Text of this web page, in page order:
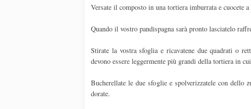
Versate il composto in una tortiera imburrata e cuocete
Quando il vostro pandispagna sarà pronto lasciatelo
Stirate la vostra sfoglia e ricavatene due quadrati o
devono essere leggermente più grandi della tortiera in
Bucherellate le due sfoglie e spolverizzatele con dello
dorate.